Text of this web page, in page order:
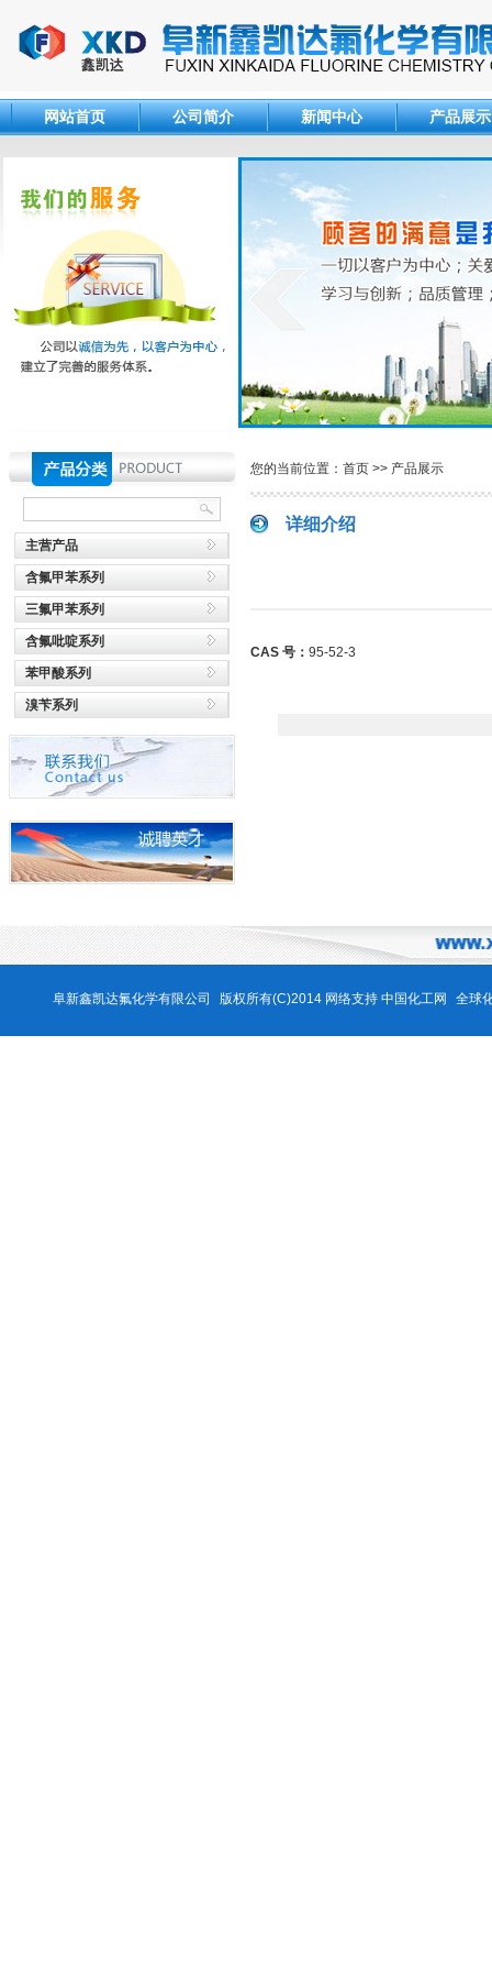
网站首页 公司简介 新闻中心 产品展示
主营产品
含氟甲苯系列
三氟甲苯系列
含氟吡啶系列
苯甲酸系列
溴苄系列
您的当前位置： 首页 >> 产品展示
详细介绍
CAS 号： 95-52-3
阜新鑫凯达氟化学有限公司 版权所有(C)2014 网络支持中国化工网 全球